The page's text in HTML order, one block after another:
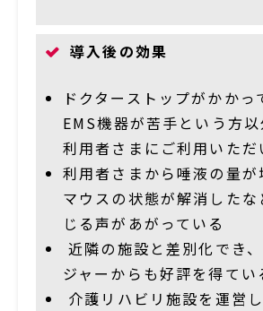
導入後の効果
ドクターストップがかかっ
EMS機器が苦手という方
利用者さまにご利用いただ
利用者さまから唾液の量が
マウスの状態が解消したな
じる声があがっている
近隣の施設と差別化でき
ジャーからも好評を得てい
介護リハビリ施設を運営